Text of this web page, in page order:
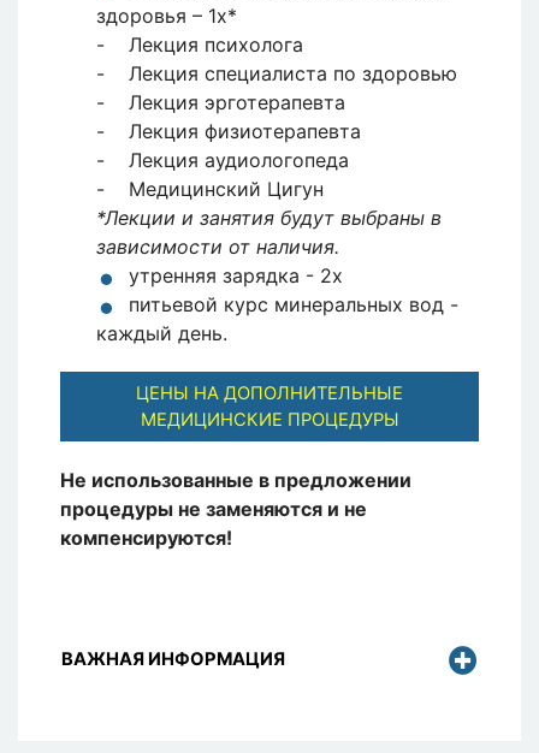
здоровья – 1x*
- Лекция психолога
- Лекция специалиста по здоровью
- Лекция эрготерапевта
- Лекция физиотерапевта
- Лекция аудиологопеда
- Медицинский Цигун
*Лекции и занятия будут выбраны в
зависимости от наличия.
утренняя зарядка - 2х
питьевой курс минеральных вод -
каждый день.
ЦЕНЫ НА ДОПОЛНИТЕЛЬНЫЕ
МЕДИЦИНСКИЕ ПРОЦЕДУРЫ
Не использованные в предложении
процедуры не заменяются и не
компенсируются!
ВАЖНАЯ ИНФОРМАЦИЯ